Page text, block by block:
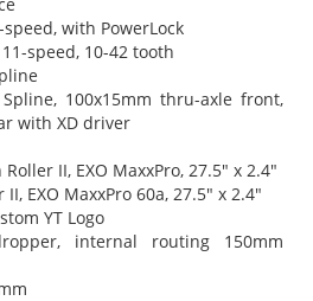
speed, with PowerLock
11-speed, 10-42 tooth
100x15mm thru-axle front,
with XD driver
II, EXO MaxxPro, 27.5" x 2.4"
EXO MaxxPro 60a, 27.5" x 2.4"
YT Logo
internal routing 150mm